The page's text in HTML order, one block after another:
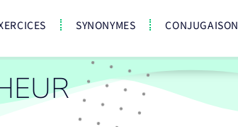
SYNONYMES CONJUGAISON